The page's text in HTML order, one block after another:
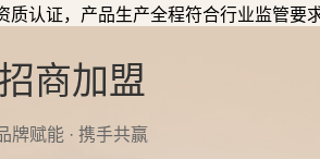
认证，产品生产全程符合行业监管要
招商加盟
牌赋能 · 携手共赢